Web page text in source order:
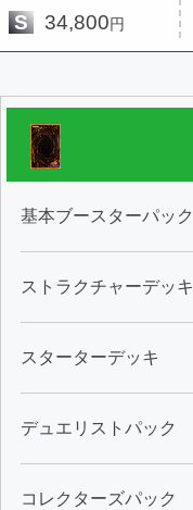
S 34,800円
基本ブースターパック
ストラクチャーデッキ
スターターデッキ
デュエリストパック
コレクターズパック